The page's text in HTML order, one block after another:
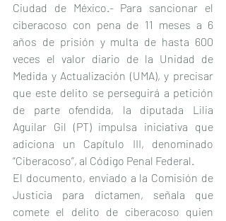
Ciudad de México.- Para sancionar el
ciberacoso con pena de 11 meses a 6
años de prisión y multa de hasta 600
veces el valor diario de la Unidad de
Medida y Actualización (UMA), y precisar
que este delito se perseguirá a petición
de parte ofendida, la diputada Lilia
Aguilar Gil (PT) impulsa iniciativa que
adiciona un Capítulo III, denominado
“Ciberacoso”, al Código Penal Federal.
El documento, enviado a la Comisión de
Justicia para dictamen, señala que
comete el delito de ciberacoso quien